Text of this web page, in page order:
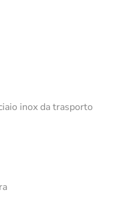
inox da trasporto